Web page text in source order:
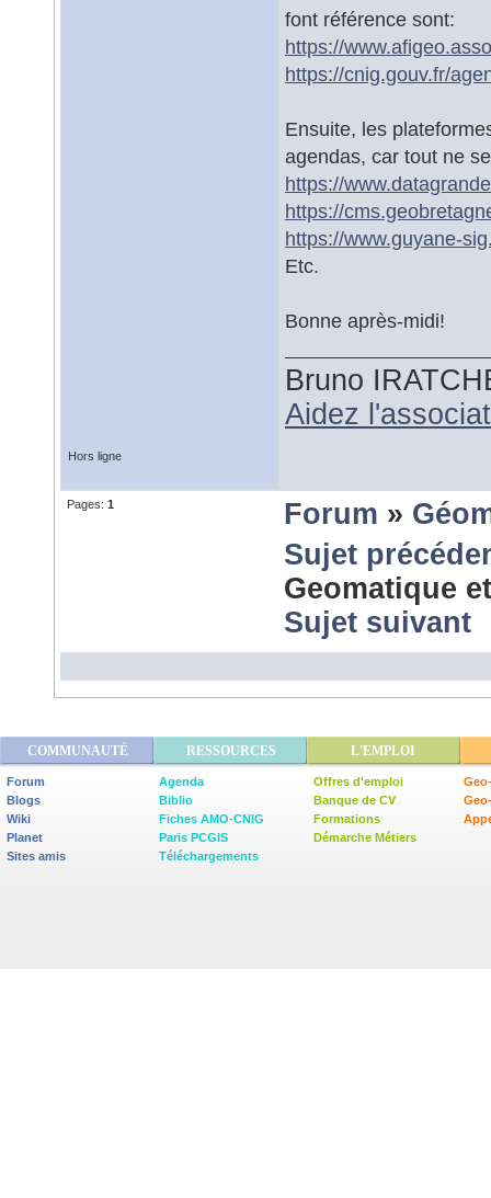
font référence sont:
https://
https://cnig.gouv.fr/
Ensuite, les
agendas, car tout ne
https://
https://
https://www.guyane-
Etc.
Bonne après-midi!
Bruno
Aidez
Hors ligne
Pages: 1 Forum »
Sujet
Geomatique
Sujet suivant
COMMUNAUTÉ RESSOURCES L'EMPLOI
Forum
Blogs
Wiki
Planet
Sites amis
Agenda
Biblio
Fiches AMO-CNIG
Paris PCGIS
Téléchargements
Offres d'emploi
Banque de CV
Formations
Démarche Métiers